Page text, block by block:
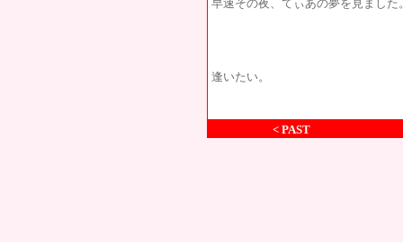
早速その夜、てぃあの夢を見ました
逢いたい。
< PAST